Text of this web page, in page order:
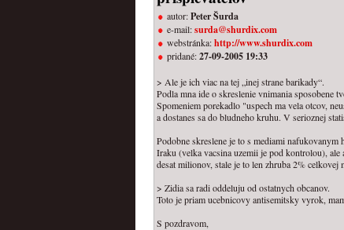
autor:Peter Šurda
e-mail:surda@shurdix.com
webstránka:http://www.shurdix.com
pridané:27-09-2005 19:33
> Ale je ich viac na tej „inej strane barikady“.
Podla mna ide o skreslenie vnimania sposobene
Spomeniem porekadlo "uspech ma vela otcov,
a dostanes sa do bludneho kruhu. V serioznej
Podobne skreslene je to s mediami
Iraku (velka vacsina uzemii je pod kontrolou),
desat milionov, stale je to len zhruba 2%
> Zidia sa radi oddeluju od ostatnych obcanov.
Toto je priam ucebnicovy antisemitsky vyrok,
S pozdravom,